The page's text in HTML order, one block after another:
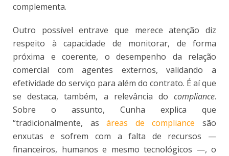
complementa.
Outro possível entrave que merece atenção diz
respeito à capacidade de monitorar, de forma
próxima e coerente, o desempenho da relação
comercial com agentes externos, validando a
efetividade do serviço para além do contrato. É aí que
se destaca, também, a relevância do compliance.
Sobre o assunto, Cunha explica que
“tradicionalmente, asáreas de compliance são
enxutas e sofrem com a falta de recursos —
financeiros, humanos e mesmo tecnológicos —, o